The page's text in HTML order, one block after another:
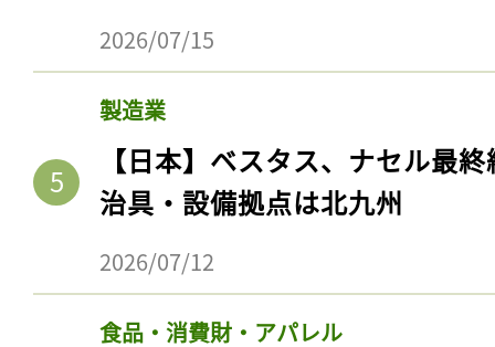
2026/07/15
製造業
【日本】ベスタス、ナセル最
治具・設備拠点は北九州
2026/07/12
食品・消費財・アパレル